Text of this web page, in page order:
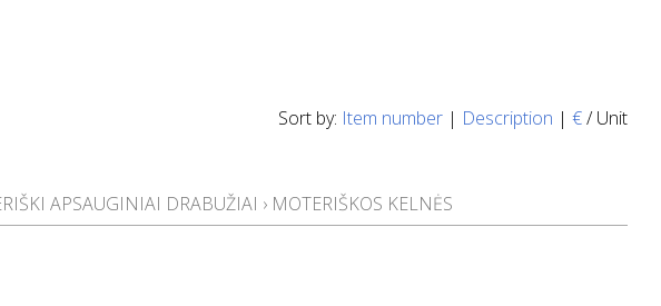
Sort by: Item number | Description | €/ Unit
APSAUGINIAI DRABUŽIAI › MOTERIŠKOS KELNĖS